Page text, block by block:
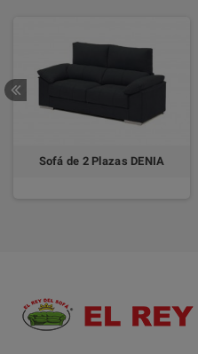
Sofá de 2 Plazas DENIA